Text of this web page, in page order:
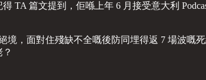
TA 篇文提到，佢喺上年 6 月接受意大利
，面對住殘缺不全嘅後防同埋得返 7 場波嘅